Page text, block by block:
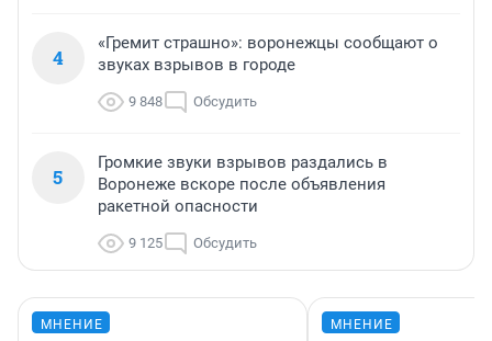
4
«Гремит страшно»: воронежцы сообщают о
звуках взрывов в городе
9 848 Обсудить
5
Громкие звуки взрывов раздались в
Воронеже вскоре после объявления
ракетной опасности
9 125 Обсудить
МНЕНИЕ МНЕНИЕ